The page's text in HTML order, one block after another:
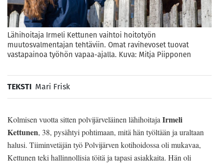
Lähihoitaja Irmeli Kettunen vaihtoi hoitotyön
muutosvalmentajan tehtäviin. Omat ravihevoset tuovat
vastapainoa työhön vapaa-ajalla. Kuva: Mitja Piipponen
TEKSTI Mari Frisk
Kolmisen vuotta sitten polvijärveläinen lähihoitaja Irmeli
Kettunen, 38, pysähtyi pohtimaan, mitä hän työltään ja uraltaan
halusi. Tiiminvetäjän työ Polvijärven kotihoidossa oli mukavaa,
Kettunen teki hallinnollisia töitä ja tapasi asiakkaita. Hän oli